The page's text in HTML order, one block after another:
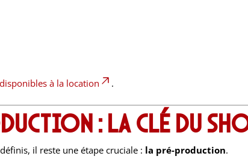
à la location .
: la clé du
il reste une étape cruciale : la pré-production.